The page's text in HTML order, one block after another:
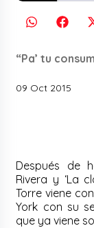
“Pa’ tu
09 Oct 2015
Después de
Rivera y ‘La
Torre viene
York con su
que ya viene